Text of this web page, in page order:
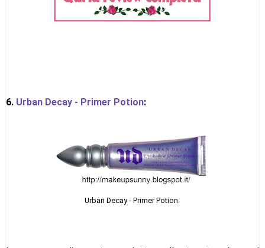
6. Urban Decay - Primer Potion:
Urban Decay - Primer Potion.